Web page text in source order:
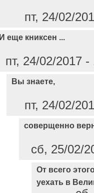
пт, 24/02/
И еще книксен ...
пт, 24/02/2017
Вы знаете,
пт, 24/02/
соверщенно
сб, 25/02/
От всего
уехать в